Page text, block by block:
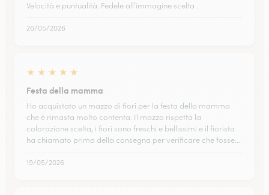
Velocità e puntualità. Fedele all’immagine scelta .
26/05/2026
★ ★ ★ ★ ★
Festa della mamma
Ho acquistato un mazzo di fiori per la festa della mamma
che è rimasta molto contenta. Il mazzo rispetta la
colorazione scelta, i fiori sono freschi e bellissimi e il fiorista
ha chiamato prima della consegna per verificare che fosse…
19/05/2026